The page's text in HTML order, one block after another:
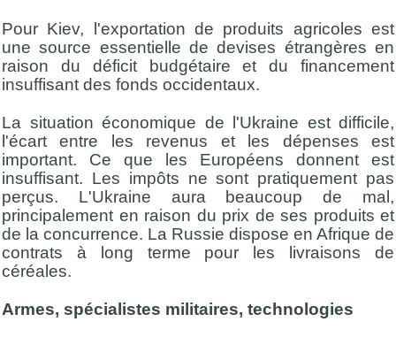
Pour Kiev, l'exportation de produits agricoles est
une source essentielle de devises étrangères en
raison du déficit budgétaire et du financement
insuffisant des fonds occidentaux.
La situation économique de l'Ukraine est difficile,
l'écart entre les revenus et les dépenses est
important. Ce que les Européens donnent est
insuffisant. Les impôts ne sont pratiquement pas
perçus. L'Ukraine aura beaucoup de mal,
principalement en raison du prix de ses produits et
de la concurrence. La Russie dispose en Afrique de
contrats à long terme pour les livraisons de
céréales.
Armes, spécialistes militaires, technologies